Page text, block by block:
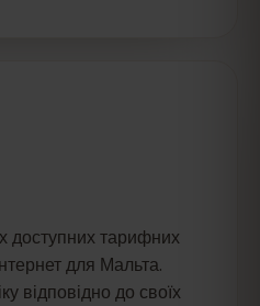
доступних тарифних
для Мальта.
відповідно до своїх